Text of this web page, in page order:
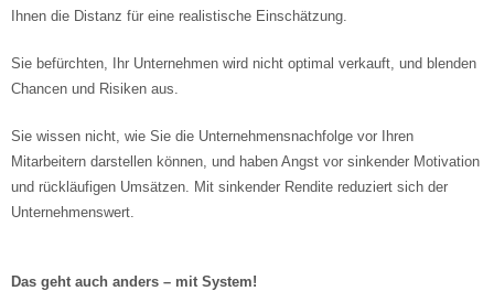
Ihnen die Distanz für eine realistische Einschätzung.
Sie befürchten, Ihr Unternehmen wird nicht optimal verkauft, und blenden
Chancen und Risiken aus.
Sie wissen nicht, wie Sie die Unternehmensnachfolge vor Ihren
Mitarbeitern darstellen können, und haben Angst vor sinkender Motivation
und rückläufigen Umsätzen. Mit sinkender Rendite reduziert sich der
Unternehmenswert.
Das geht auch anders – mit System!